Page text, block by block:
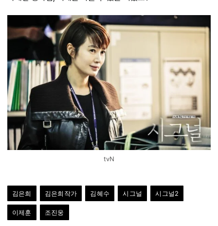
tvN
김은희 김은희작가 김혜수 시그널 시그널2
이제훈 조진웅